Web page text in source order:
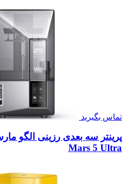
تماس بگیرید
Mars 5 Ultra